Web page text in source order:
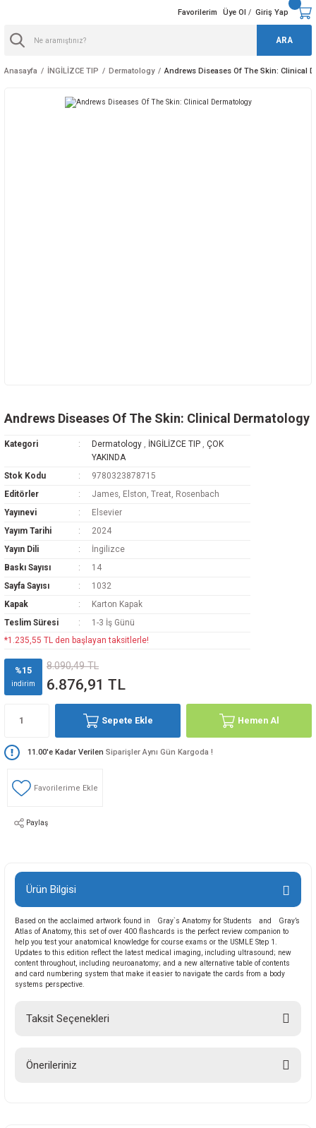
ARA
Favorilerim Üye Ol / Giriş Yap
Anasayfa İNGİLİZCE TIP Dermatology Andrews Diseases Of The Skin: Clinical
Andrews Diseases Of The Skin: Clinical Dermatology
Kategori Dermatology , İNGİLİZCE TIP , ÇOK
YAKINDA
Stok Kodu
9780323878715
Editörler
James, Elston, Treat, Rosenbach
Yayınevi
Elsevier
Yayım Tarihi
2024
Yayın Dili
İngilizce
Baskı Sayısı
14
Sayfa Sayısı
1032
Kapak
Karton Kapak
Teslim Süresi
1-3 İş Günü
*1.235,55 TL den başlayan taksitlerle!
%15
indirim
8.090,49 TL
6.876,91 TL
Sepete Ekle Hemen Al
11.00'e Kadar Verilen Siparişler Aynı Gün Kargoda !
Paylaş
Ürün Bilgisi
Based on the acclaimed artwork found in Gray`s Anatomy for Students and Gray’s
Atlas of Anatomy, this set of over 400 flashcards is the perfect review companion to
help you test your anatomical knowledge for course exams or the USMLE Step 1.
Updates to this edition reflect the latest medical imaging, including ultrasound; new
content throughout, including neuroanatomy; and a new alternative table of contents
and card numbering system that make it easier to navigate the cards from a body
systems perspective.
Taksit Seçenekleri
Önerileriniz